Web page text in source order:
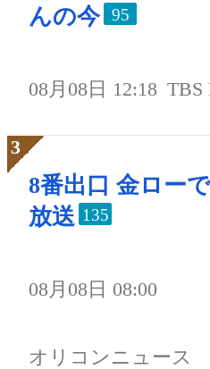
んの今
95
08月08日 12:18 TBS
8番出口 金ロー
放送 135
08月08日 08:00
オリコンニュース